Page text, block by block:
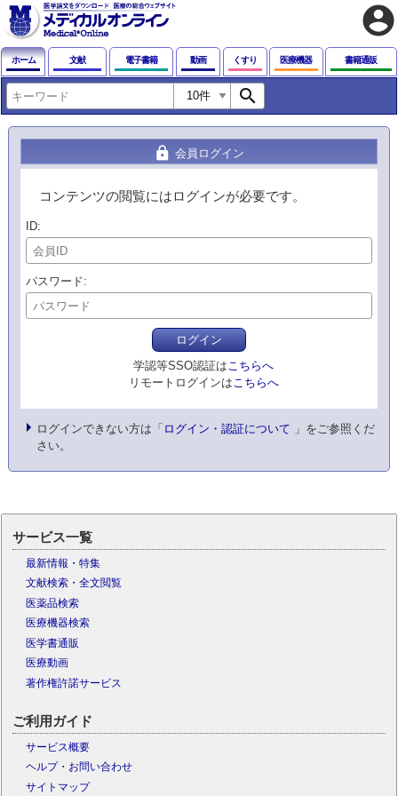
account_circle
ホーム 文献 電子書籍 動画 くすり 医療機器 書籍通販
search
lock 会員ログイン
コンテンツの閲覧にはログインが必要です。
ID
パスワード
ログイン
学認等SSO認証はこちらへ
リモートログインはこちらへ
ログインできない方は「 ログイン・認証について 」をご参照くだ
さい。
サービス一覧
最新情報・特集
文献検索・全文閲覧
医薬品検索
医療機器検索
医学書通販
医療動画
著作権許諾サービス
ご利用ガイド
サービス概要
ヘルプ・お問い合わせ
サイトマップ